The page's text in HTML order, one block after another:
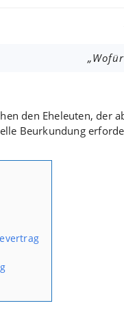
den Eheleuten, der
Beurkundung